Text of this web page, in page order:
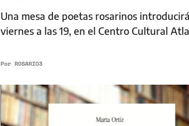
Una mesa de poetas rosarinos
viernes a las 19, en el Centro Cultural
Por ROSARIO3